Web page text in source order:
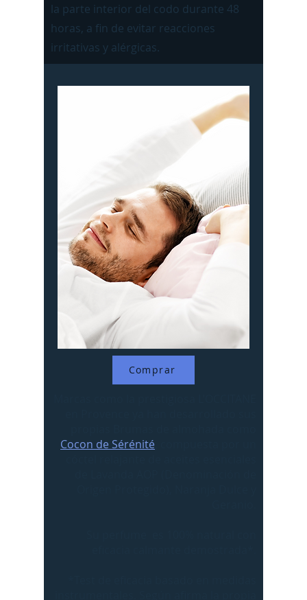
la parte interior del codo durante 48
horas, a fin de evitar reacciones
irritativas y alérgicas.
Comprar
Cocon de Sérénité